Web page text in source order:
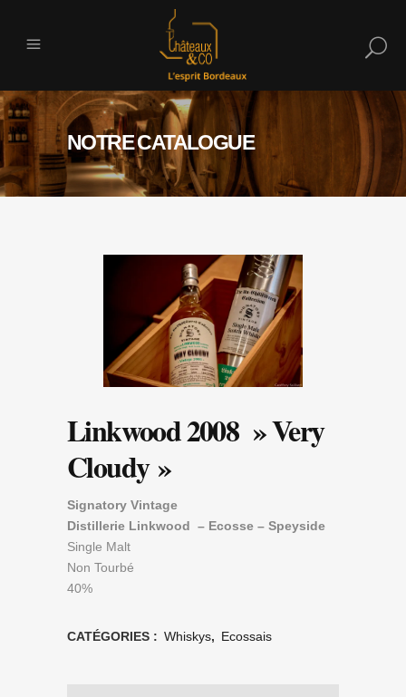
NOTRE CATALOGUE
Linkwood 2008 » Very
Cloudy »
Signatory Vintage
Distillerie Linkwood – Ecosse – Speyside
Single Malt
Non Tourbé
40%
CATÉGORIES : Whiskys, Ecossais